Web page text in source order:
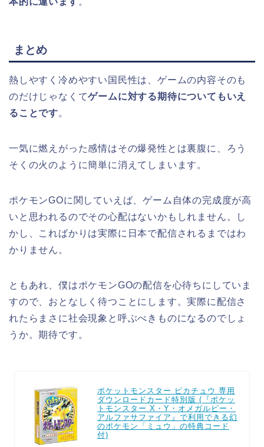
まとめ
熱しやすく冷めやすい国民性は、ゲームの内容そのも
のだけじゃなくてゲームに対する期待についてもいえ
ることです。
一気に燃えがった感情はその爆発性とは裏腹に、ろう
そくの火のように簡単に消えてしまいます。
ポケモンGOに関していえば、ゲーム自体の完成度が高
いと思われるのでその心配はないかもしれません。し
かし、こればかりは実際に日本で配信されるまではわ
かりません。
ともあれ、僕はポケモンGOの配信を心待ちにしていま
すので、おとなしく待つことにします。実際に配信さ
れたらまさに社会現象と呼ぶべきものになるのでしょ
うか。期待です。
ポケットモンスター ピカチュウ 専用
ダウンロードカード特別版 (『ポケッ
トモンスター X・Y・オメガルビー・
アルファサファイア』で利用できる幻
のポケモン「ミュウ」の特典コード
付)